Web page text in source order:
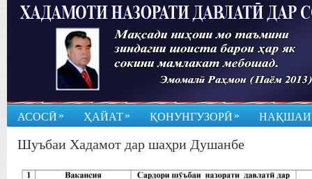
АСОСӢ » ҲАЙАТ» ҚОНУНГУЗОРӢ »
Шуъбаи Хадамот дар шаҳри Душанбе